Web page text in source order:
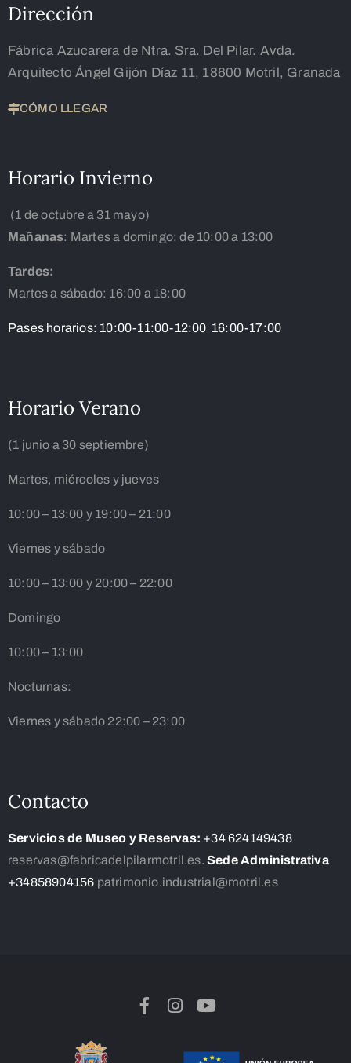
Dirección
Fábrica Azucarera de Ntra. Sra. Del Pilar. Avda.
Arquitecto Ángel Gijón Díaz 11, 18600 Motril, Granada
CÓMO LLEGAR
Horario Invierno
(1 de octubre a 31 mayo)
Mañanas: Martes a domingo: de 10:00 a 13:00
Tardes:
Martes a sábado: 16:00 a 18:00
Pases horarios: 10:00-11:00-12:00 16:00-17:00
Horario Verano
(1 junio a 30 septiembre)
Martes, miércoles y jueves
10:00 – 13:00 y 19:00 – 21:00
Viernes y sábado
10:00 – 13:00 y 20:00 – 22:00
Domingo
10:00 – 13:00
Nocturnas:
Viernes y sábado 22:00 – 23:00
Contacto
Servicios de Museo y Reservas: +34 624149438
reservas@fabricadelpilarmotril.es. Sede Administrativa
+34858904156 patrimonio.industrial@motril.es